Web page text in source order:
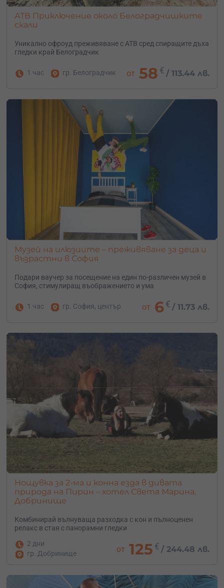
АТВ Приключение около Белоградчишките
скали
Уникално офроуд преживяване с АТВ сред спиращите дъха
гледки край Белоградчик
1 час гр. Белоградчик от 58 € / 113.44 лв.
Музей на илюзиите – преживяване за деца и
възрастни в София
Подари ваучер за посещение на един по-различен музей в
София, стимулиращ въображението и ума
1 час гр. София, център от 6€ /11.73 лв.
Нощувка за 2-ма и конна езда в дивата
природа на Пирин – хотел Света Марина,
Добринище
Комбинирай вълнуваща разходка с кон и пълноценен
релакс в стая с панорамни гледки
2 дни
гр. Добринище
от 125 € /244.48 лв.